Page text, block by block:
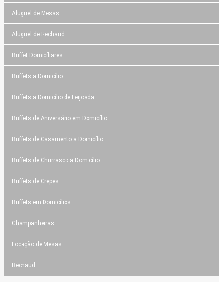
Aluguel de Mesas
Aluguel de Rechaud
Buffet Domicíliares
Buffets a Domicílio
Buffets a Domicílio de Feijoada
Buffets de Aniversário em Domicílio
Buffets de Casamento a Domicílio
Buffets de Churrasco a Domicílio
Buffets de Crepes
Buffets em Domicílios
Champanheiras
Locação de Mesas
Rechaud